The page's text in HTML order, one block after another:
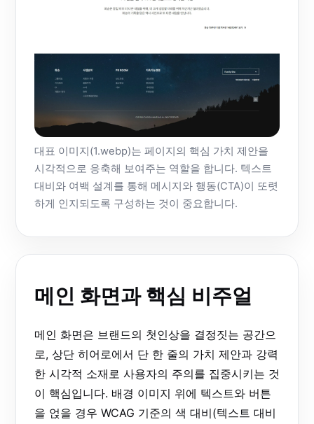
대표 이미지(1.webp)는 페이지의 핵심 가치 제안을
시각적으로 응축해 보여주는 역할을 합니다. 텍스트
대비와 여백 설계를 통해 메시지와 행동(CTA)이 또렷
하게 인지되도록 구성하는 것이 중요합니다.
메인 화면과 핵심 비주얼
메인 화면은 브랜드의 첫인상을 결정짓는 공간으
로, 상단 히어로에서 단 한 줄의 가치 제안과 강력
한 시각적 소재로 사용자의 주의를 집중시키는 것
이 핵심입니다. 배경 이미지 위에 텍스트와 버튼
을 얹을 경우 WCAG 기준의 색 대비(텍스트 대비